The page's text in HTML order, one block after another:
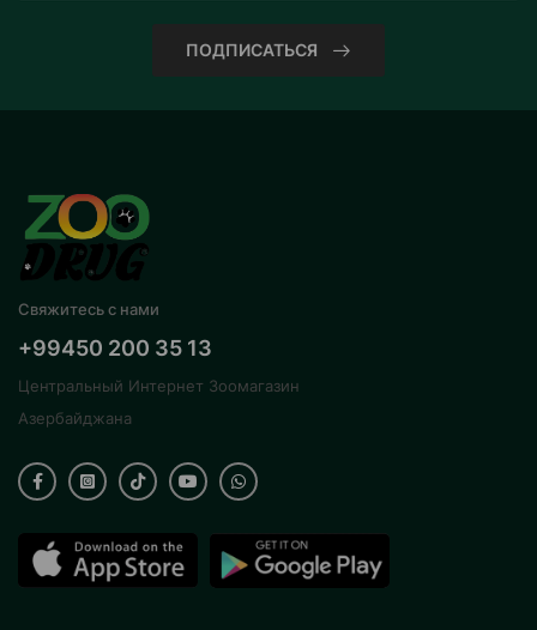
ПОДПИСАТЬСЯ
Свяжитесь с нами
+99450 200 35 13
Центральный Интернет Зоомагазин
Азербайджана